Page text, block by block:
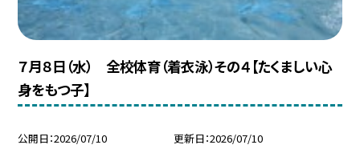
７月８日（水） 全校体育（着衣泳）その４【たくましい心
身をもつ子】
公開日 2026/07/10 更新日 2026/07/10